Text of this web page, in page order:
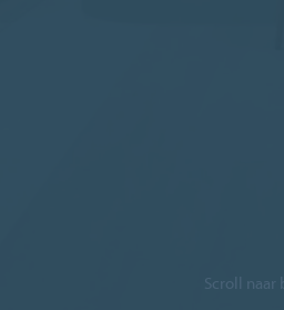
Scroll